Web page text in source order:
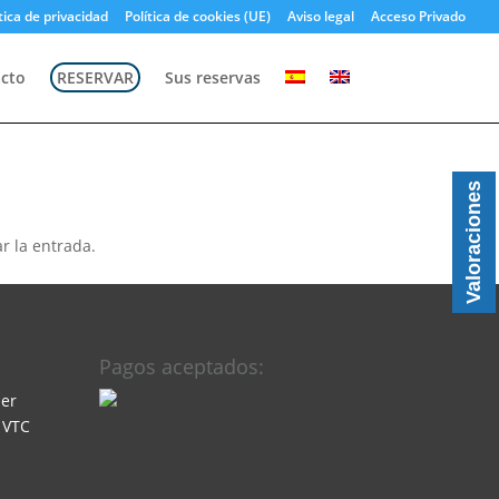
de privacidad Política de cookies (UE) Aviso legal Acceso Privado
RESERVAR Sus reservas
la entrada.
Pagos aceptados:
Valoraciones